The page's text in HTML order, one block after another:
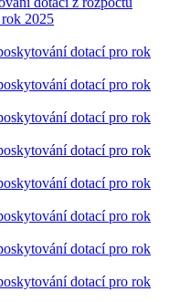
2025
dotací pro rok
dotací pro rok
dotací pro rok
dotací pro rok
dotací pro rok
dotací pro rok
dotací pro rok
dotací pro rok